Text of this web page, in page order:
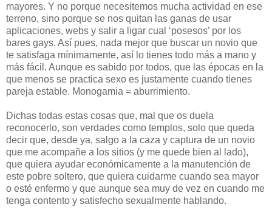
mayores. Y no porque necesitemos mucha actividad en ese
terreno, sino porque se nos quitan las ganas de usar
aplicaciones, webs y salir a ligar cual ‘posesos’ por los
bares gays. Así pues, nada mejor que buscar un novio que
te satisfaga mínimamente, así lo tienes todo más a mano y
más fácil. Aunque es sabido por todos, que las épocas en la
que menos se practica sexo es justamente cuando tienes
pareja estable. Monogamia = aburrimiento.
Dichas todas estas cosas que, mal que os duela
reconocerlo, son verdades como templos, solo que queda
decir que, desde ya, salgo a la caza y captura de un novio
que me acompañe a los sitios (y me quede bien al lado),
que quiera ayudar económicamente a la manutención de
este pobre soltero, que quiera cuidarme cuando sea mayor
o esté enfermo y que aunque sea muy de vez en cuando me
tenga contento y satisfecho sexualmente hablando.